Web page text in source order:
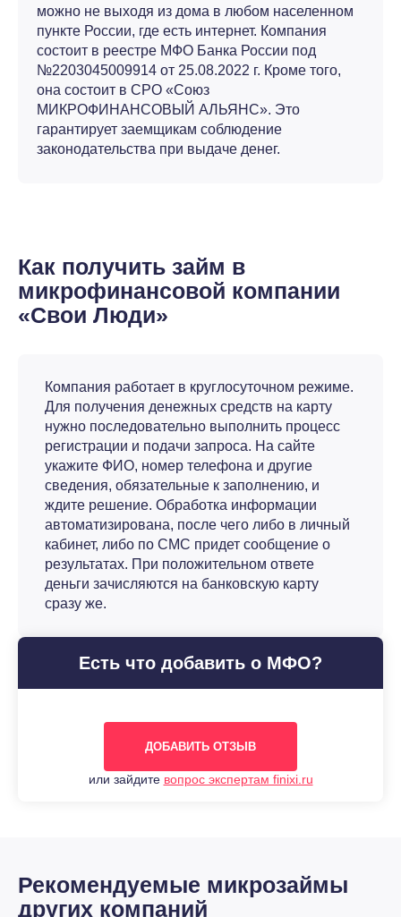
можно не выходя из дома в любом населенном
пункте России, где есть интернет. Компания
состоит в реестре МФО Банка России под
№2203045009914 от 25.08.2022 г. Кроме того,
она состоит в СРО «Союз
МИКРОФИНАНСОВЫЙ АЛЬЯНС». Это
гарантирует заемщикам соблюдение
законодательства при выдаче денег.
Как получить займ в
микрофинансовой компании
«Свои Люди»
Компания работает в круглосуточном режиме.
Для получения денежных средств на карту
нужно последовательно выполнить процесс
регистрации и подачи запроса. На сайте
укажите ФИО, номер телефона и другие
сведения, обязательные к заполнению, и
ждите решение. Обработка информации
автоматизирована, после чего либо в личный
кабинет, либо по СМС придет сообщение о
результатах. При положительном ответе
деньги зачисляются на банковскую карту
сразу же.
Есть что добавить о МФО?
ДОБАВИТЬ ОТЗЫВ
или зайдите вопрос экспертам finixi.ru
Рекомендуемые микрозаймы
других компаний